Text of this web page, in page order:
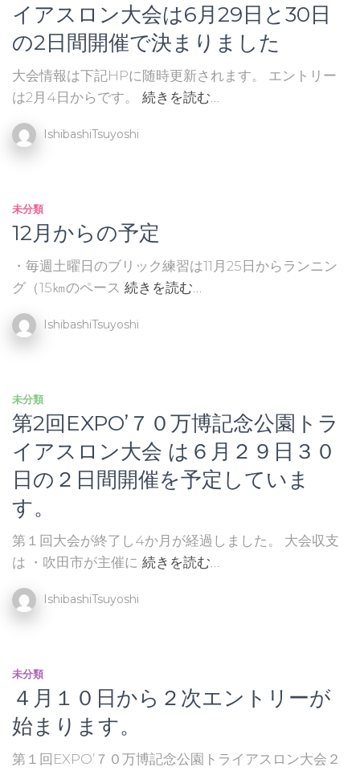
イアスロン大会は6月29日と30日
の2日間開催で決まりました
大会情報は下記HPに随時更新されます。 エントリー
は2月4日からです。
続きを読む…
IshibashiTsuyoshi
未分類
12月からの予定
・毎週土曜日のブリック練習は11月25日からランニン
グ（15㎞のペース 続きを読む…
IshibashiTsuyoshi
未分類
第2回EXPO’７０万博記念公園トラ
イアスロン大会 は６月２９日３０
日の２日間開催を予定していま
す。
第１回大会が終了し4か月が経過しました。 大会収支
は ・吹田市が主催に 続きを読む…
IshibashiTsuyoshi
未分類
４月１０日から２次エントリーが
始まります。
第１回EXPO’７０万博記念公園トライアスロン大会２